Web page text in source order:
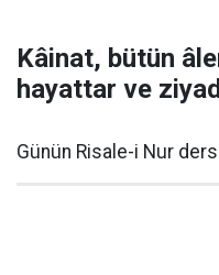
Kâinat, bütün
hayattar ve
Günün Risale-i Nur